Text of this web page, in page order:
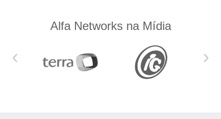
Alfa Networks na Mídia
‹ ›